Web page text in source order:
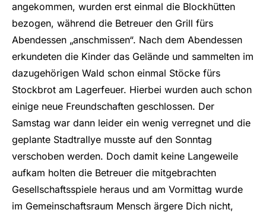
angekommen, wurden erst einmal die Blockhütten
bezogen, während die Betreuer den Grill fürs
Abendessen „anschmissen“. Nach dem Abendessen
erkundeten die Kinder das Gelände und sammelten im
dazugehörigen Wald schon einmal Stöcke fürs
Stockbrot am Lagerfeuer. Hierbei wurden auch schon
einige neue Freundschaften geschlossen. Der
Samstag war dann leider ein wenig verregnet und die
geplante Stadtrallye musste auf den Sonntag
verschoben werden. Doch damit keine Langeweile
aufkam holten die Betreuer die mitgebrachten
Gesellschaftsspiele heraus und am Vormittag wurde
im Gemeinschaftsraum Mensch ärgere Dich nicht,